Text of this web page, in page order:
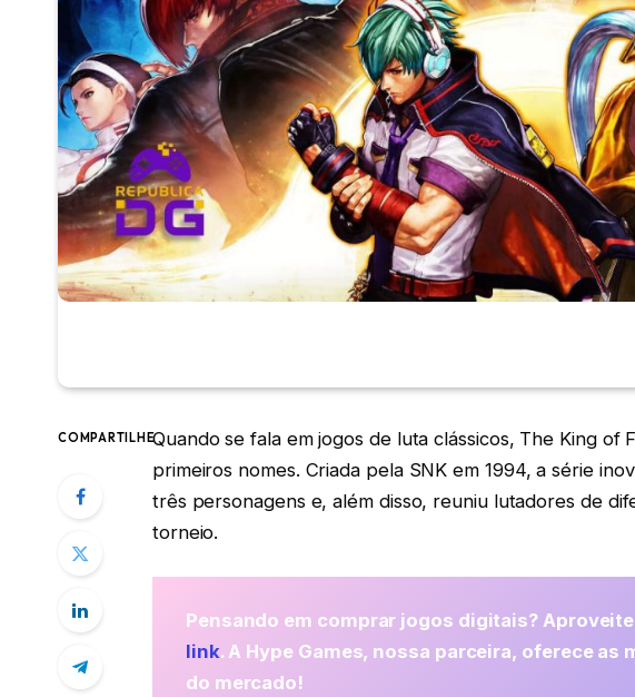
COMPARTILHEQuando se fala em jogos de luta clássicos, The King
primeiros nomes. Criada pela SNK em 1994, a série
três personagens e, além disso, reuniu lutadores de
torneio.
Pensando em comprar jogos digitais?
link. A Hype Games, nossa parceira, oferece
do mercado!